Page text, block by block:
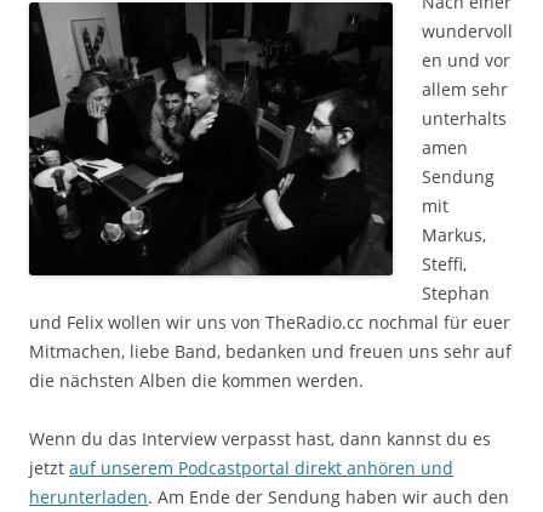
wundervoll
en und vor
allem sehr
unterhalts
amen
Sendung
mit
Markus,
Steffi,
Stephan
und Felix wollen wir uns von TheRadio.cc nochmal für euer
Mitmachen, liebe Band, bedanken und freuen uns sehr auf
die nächsten Alben die kommen werden.
Wenn du das Interview verpasst hast, dann kannst du es
jetzt auf unserem Podcastportal direkt anhören und
herunterladen. Am Ende der Sendung haben wir auch den